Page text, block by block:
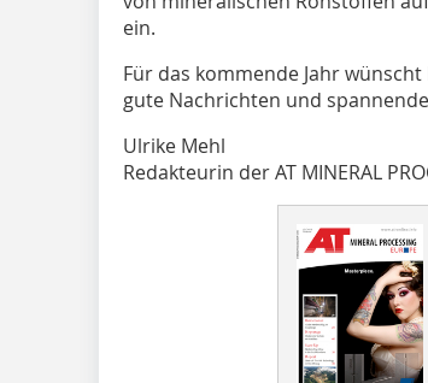
ein.
Für das kommende Jahr wünscht
gute Nachrichten und
Ulrike Mehl
Redakteurin der AT MINERAL